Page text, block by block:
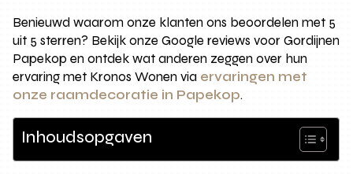
Benieuwd waarom onze klanten ons beoordelen met 5
uit 5 sterren? Bekijk onze Google reviews voor Gordijnen
Papekop en ontdek wat anderen zeggen over hun
ervaring met Kronos Wonen via ervaringen met
onze raamdecoratie in Papekop.
Inhoudsopgaven